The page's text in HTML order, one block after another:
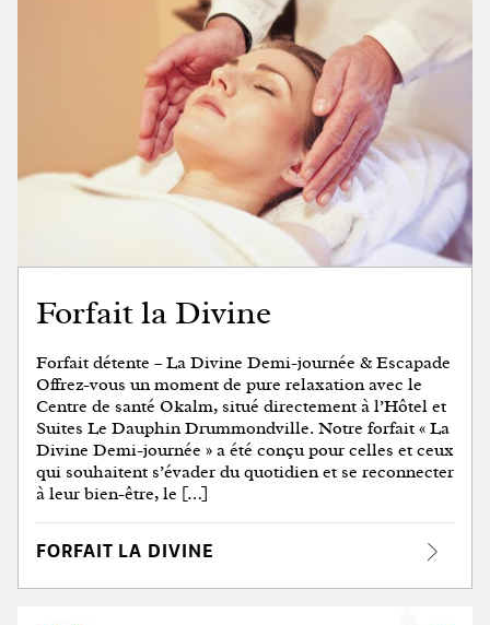
Forfait la Divine
Forfait détente – La Divine Demi-journée & Escapade
Offrez-vous un moment de pure relaxation avec le
Centre de santé Okalm, situé directement à l’Hôtel et
Suites Le Dauphin Drummondville. Notre forfait « La
Divine Demi-journée » a été conçu pour celles et ceux
qui souhaitent s’évader du quotidien et se reconnecter
à leur bien-être, le […]
FORFAIT LA DIVINE